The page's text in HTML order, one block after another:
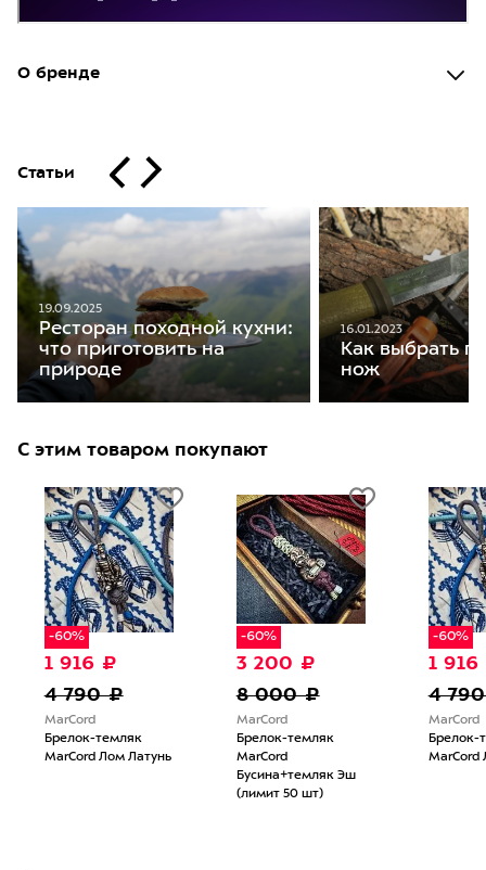
О бренде
Статьи
19.09.2025
Ресторан походной кухни:
что приготовить на
природе
16.01.2023
Как выбрать
нож
С этим товаром покупают
-60%
1 916 ₽
4 790 ₽
MarCord
Брелок-темляк
MarCord Лом Латунь
-60%
3 200 ₽
8 000 ₽
MarCord
Брелок-темляк
MarCord
Бусина+темляк Эш
(лимит 50 шт)
-60%
1
4
MarCord
Брелок-
MarCord